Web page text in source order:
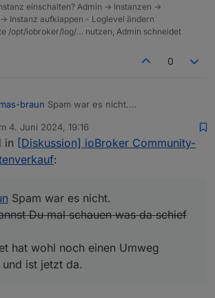
einschalten? Admin -> Instanzen ->
> Instanz aufklappen - Loglevel ändern
/opt/iobroker/log/… nutzen, Admin schneidet
0
braun Spam war es nicht.
ist?
mit Ticket hat wohl noch einen Umweg
:-) und ist jetzt da.
4. Juni 2024, 19:16
von
in [Diskussion] ioBroker Community-
:
Spam war es nicht.
Du mal schauen was da schief
hat wohl noch einen Umweg
ist jetzt da.